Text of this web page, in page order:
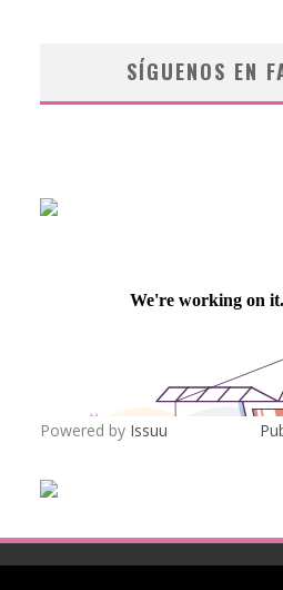
SÍGUENOS EN
Powered by Issuu